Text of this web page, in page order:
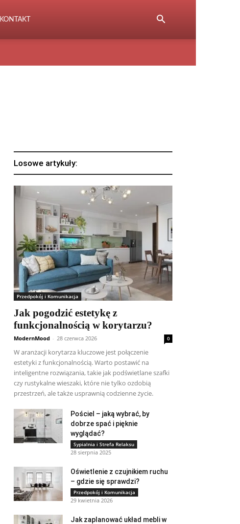
KONTAKT
Losowe artykuły:
Przedpokój i Komunikacja
Jak pogodzić estetykę z
funkcjonalnością w korytarzu?
ModernMood - 28 czerwca 2026 0
W aranżacji korytarza kluczowe jest połączenie
estetyki z funkcjonalnością. Warto postawić na
inteligentne rozwiązania, takie jak podświetlane szafki
czy rustykalne wieszaki, które nie tylko ozdobią
przestrzeń, ale także usprawnią codzienne życie.
Pościel – jaką wybrać, by
dobrze spać i pięknie
wyglądać?
Sypialnia i Strefa Relaksu
28 sierpnia 2025
Oświetlenie z czujnikiem ruchu
– gdzie się sprawdzi?
Przedpokój i Komunikacja
29 kwietnia 2026
Jak zaplanować układ mebli w